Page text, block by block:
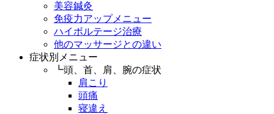
美容鍼灸
免疫力アップメニュー
ハイボルテージ治療
他のマッサージとの違い
症状別メニュー
┗頭、首、肩、腕の症状
肩こり
頭痛
寝違え